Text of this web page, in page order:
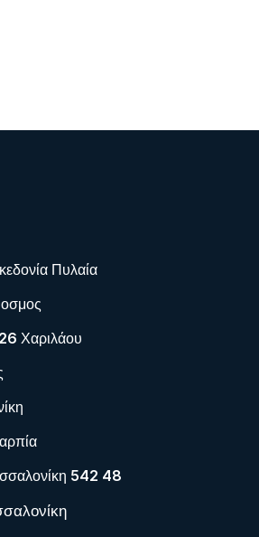
Πυλαία
Χαριλάου
542 48